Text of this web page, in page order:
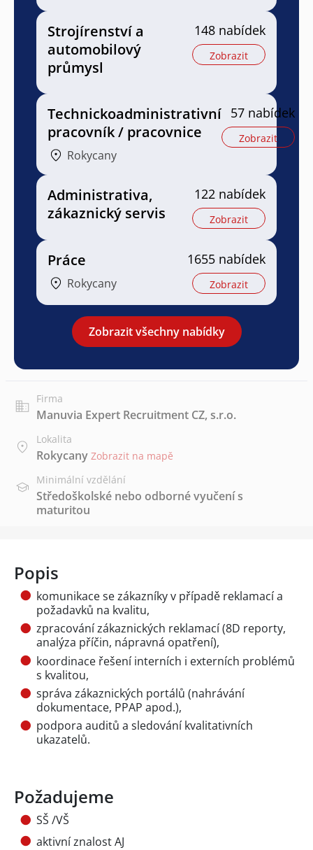
Strojírenství a
automobilový
průmysl
148 nabídek
Zobrazit
Technickoadministrativní
pracovník / pracovnice
Rokycany
57 nabídek
Zobrazit
Administrativa,
zákaznický servis
122 nabídek
Zobrazit
Práce
Rokycany
1655 nabídek
Zobrazit
Zobrazit všechny nabídky
Firma
Manuvia Expert Recruitment CZ, s.r.o.
Lokalita
Rokycany Zobrazit na mapě
Minimální vzdělání
Středoškolské nebo odborné vyučení s
maturitou
Popis
komunikace se zákazníky v případě reklamací a
požadavků na kvalitu,
zpracování zákaznických reklamací (8D reporty,
analýza příčin, nápravná opatření),
koordinace řešení interních i externích problémů
s kvalitou,
správa zákaznických portálů (nahrávání
dokumentace, PPAP apod.),
podpora auditů a sledování kvalitativních
ukazatelů.
Požadujeme
SŠ /VŠ
aktivní znalost AJ